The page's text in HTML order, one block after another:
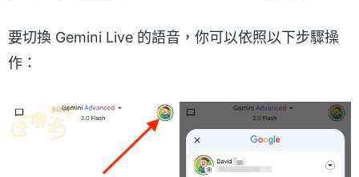
要切換 Gemini Live 的語音，你可以依照以下步驟操
作：